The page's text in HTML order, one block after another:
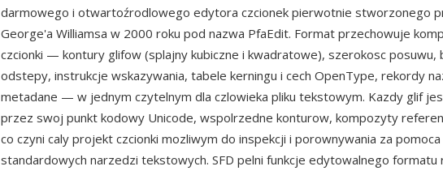
darmowego i otwartoźrodlowego edytora czcionek pierwotnie stworzonego
George'a Williamsa w 2000 roku pod nazwa PfaEdit. Format przechowuje
czcionki — kontury glifow (splajny kubiczne i kwadratowe), szerokosc posuwu,
odstepy, instrukcje wskazywania, tabele kerningu i cech OpenType, rekordy
metadane — w jednym czytelnym dla czlowieka pliku tekstowym. Kazdy glif
przez swoj punkt kodowy Unicode, wspolrzedne konturow, kompozyty
co czyni caly projekt czcionki mozliwym do inspekcji i porownywania za pomoca
standardowych narzedzi tekstowych. SFD pelni funkcje edytowalnego formatu